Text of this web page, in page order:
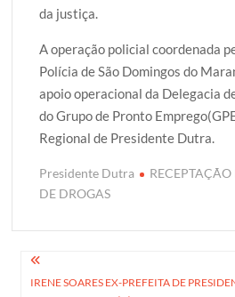
da justiça.
A operação policial coordenada
Polícia de São Domingos do
apoio operacional da Delegacia
do Grupo de Pronto
Regional de Presidente Dutra.
Presidente Dutra RECEPTAÇÃO
DE DROGAS
Navegação
IRENE SOARES EX-PREFEITA DE